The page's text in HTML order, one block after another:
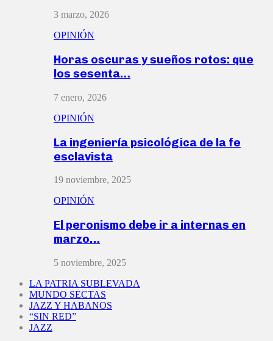
3 marzo, 2026
OPINIÓN
Horas oscuras y sueños rotos: que
los sesenta…
7 enero, 2026
OPINIÓN
La ingeniería psicológica de la fe
esclavista
19 noviembre, 2025
OPINIÓN
El peronismo debe ir a internas en
marzo…
5 noviembre, 2025
LA PATRIA SUBLEVADA
MUNDO SECTAS
JAZZ Y HABANOS
“SIN RED”
JAZZ